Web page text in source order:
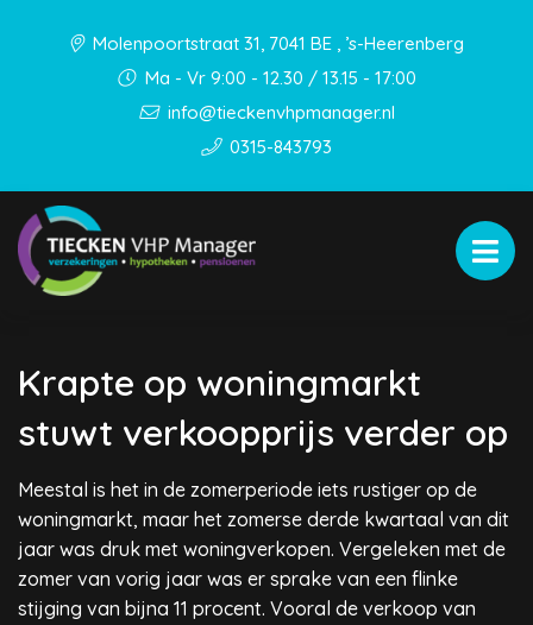
Molenpoortstraat 31, 7041 BE , ’s-Heerenberg
Ma - Vr 9:00 - 12.30 / 13.15 - 17:00
info@tieckenvhpmanager.nl
0315-843793
Krapte op woningmarkt
stuwt verkoopprijs verder op
Meestal is het in de zomerperiode iets rustiger op de
woningmarkt, maar het zomerse derde kwartaal van dit
jaar was druk met woningverkopen. Vergeleken met de
zomer van vorig jaar was er sprake van een flinke
stijging van bijna 11 procent. Vooral de verkoop van